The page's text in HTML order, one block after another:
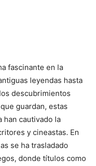
fascinante en la
leyendas hasta
descubrimientos
guardan, estas
han cautivado la
y cineastas. En
se ha trasladado
donde títulos como